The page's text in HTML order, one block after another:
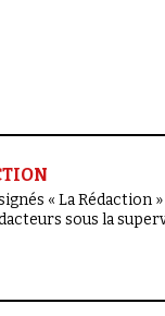
« La
sous la